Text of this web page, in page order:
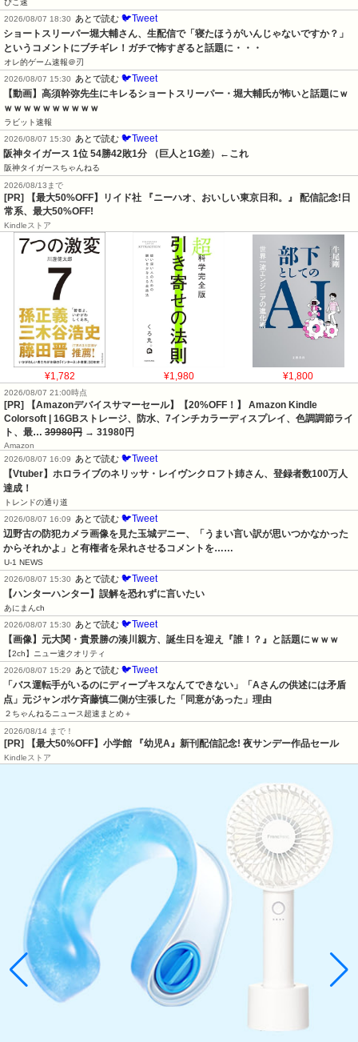
ぴこ速
2026/08/07 18:30
あとで読む 🐦Tweet
ショートスリーパー堀大輔さん、生配信で「寝たほうがいんじゃないですか？」
というコメントにブチギレ！ガチで怖すぎると話題に・・・
オレ的ゲーム速報＠刃
2026/08/07 15:30
あとで読む 🐦Tweet
【動画】高須幹弥先生にキレるショートスリーパー・堀大輔氏が怖いと話題にｗ
ｗｗｗｗｗｗｗｗｗｗ
ラビット速報
2026/08/07 15:30
あとで読む 🐦Tweet
阪神タイガース 1位 54勝42敗1分 （巨人と1G差）←これ
阪神タイガースちゃんねる
2026/08/13まで
[PR] 【最大50%OFF】リイド社 『ニーハオ、おいしい東京日和。』 配信記念!日
常系、最大50%OFF!
Kindleストア
¥1,782 ¥1,980 ¥1,800
2026/08/07 21:00時点
[PR] 【Amazonデバイスサマーセール】【20%OFF！】 Amazon Kindle
Colorsoft | 16GBストレージ、防水、7インチカラーディスプレイ、色調調節ライ
ト、最… 39980円 → 31980円
Amazon
2026/08/07 16:09
あとで読む 🐦Tweet
【Vtuber】ホロライブのネリッサ・レイヴンクロフト姉さん、登録者数100万人
達成！
トレンドの通り道
2026/08/07 16:09
あとで読む 🐦Tweet
辺野古の防犯カメラ画像を見た玉城デニー、「うまい言い訳が思いつかなかった
からそれかよ」と有権者を呆れさせるコメントを……
U-1 NEWS
2026/08/07 15:30
あとで読む 🐦Tweet
【ハンターハンター】誤解を恐れずに言いたい
あにまんch
2026/08/07 15:30
あとで読む 🐦Tweet
【画像】元大関・貴景勝の湊川親方、誕生日を迎え『誰！？』と話題にｗｗｗ
【2ch】ニュー速クオリティ
2026/08/07 15:29
あとで読む 🐦Tweet
「バス運転手がいるのにディープキスなんてできない」「Aさんの供述には矛盾
点」元ジャンポケ斉藤慎二側が主張した「同意があった」理由
２ちゃんねるニュース超速まとめ＋
2026/08/14 まで！
[PR] 【最大50%OFF】小学館 『幼児A』新刊配信記念! 夜サンデー作品セール
Kindleストア